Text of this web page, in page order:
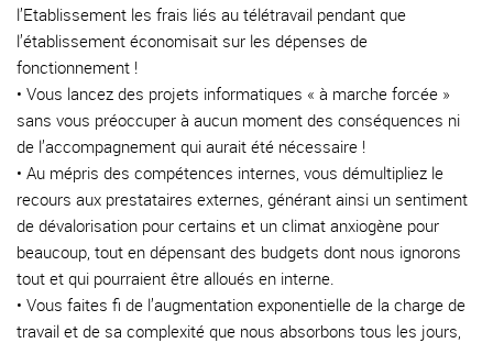
l’Etablissement les frais liés au télétravail pendant que
l’établissement économisait sur les dépenses de
fonctionnement !
• Vous lancez des projets informatiques « à marche forcée »
sans vous préoccuper à aucun moment des conséquences ni
de l’accompagnement qui aurait été nécessaire !
• Au mépris des compétences internes, vous démultipliez le
recours aux prestataires externes, générant ainsi un sentiment
de dévalorisation pour certains et un climat anxiogène pour
beaucoup, tout en dépensant des budgets dont nous ignorons
tout et qui pourraient être alloués en interne.
• Vous faites fi de l’augmentation exponentielle de la charge de
travail et de sa complexité que nous absorbons tous les jours,